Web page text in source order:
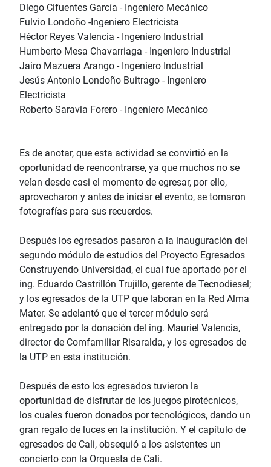
Diego Cifuentes García - Ingeniero Mecánico
Fulvio Londoño -Ingeniero Electricista
Héctor Reyes Valencia - Ingeniero Industrial
Humberto Mesa Chavarriaga - Ingeniero Industrial
Jairo Mazuera Arango - Ingeniero Industrial
Jesús Antonio Londoño Buitrago - Ingeniero
Electricista
Roberto Saravia Forero - Ingeniero Mecánico
Es de anotar, que esta actividad se convirtió en la
oportunidad de reencontrarse, ya que muchos no se
veían desde casi el momento de egresar, por ello,
aprovecharon y antes de iniciar el evento, se tomaron
fotografías para sus recuerdos.
Después los egresados pasaron a la inauguración del
segundo módulo de estudios del Proyecto Egresados
Construyendo Universidad, el cual fue aportado por el
ing. Eduardo Castrillón Trujillo, gerente de Tecnodiesel;
y los egresados de la UTP que laboran en la Red Alma
Mater. Se adelantó que el tercer módulo será
entregado por la donación del ing. Mauriel Valencia,
director de Comfamiliar Risaralda, y los egresados de
la UTP en esta institución.
Después de esto los egresados tuvieron la
oportunidad de disfrutar de los juegos pirotécnicos,
los cuales fueron donados por tecnológicos, dando un
gran regalo de luces en la institución. Y el capítulo de
egresados de Cali, obsequió a los asistentes un
concierto con la Orquesta de Cali.